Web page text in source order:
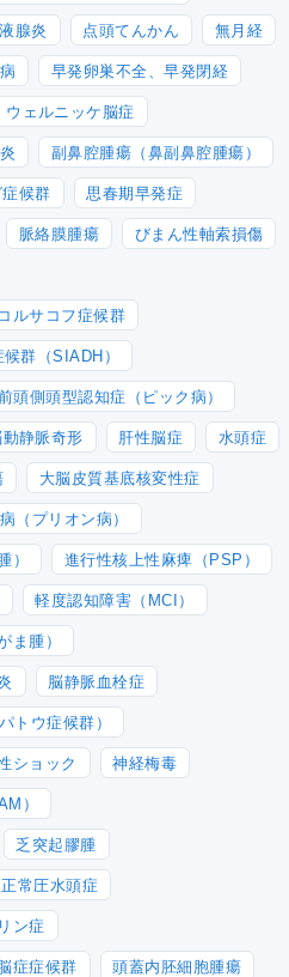
腺炎 点頭てんかん 無月経
早発卵巣不全、早発閉経
ウェルニッケ脳症
副鼻腔腫瘍（鼻副鼻腔腫瘍）
候群 思春期早発症
脈絡膜腫瘍 びまん性軸索損傷
コルサコフ症候群
群（SIADH）
頭側頭型認知症（ピック病）
動静脈奇形 肝性脳症 水頭症
大脳皮質基底核変性症
（プリオン病）
） 進行性核上性麻痺（PSP）
軽度認知障害（MCI）
ま腫）
脳静脈血栓症
トウ症候群）
ショック 神経梅毒
）
乏突起膠腫
正常圧水頭症
ン症
症症候群 頭蓋内胚細胞腫瘍